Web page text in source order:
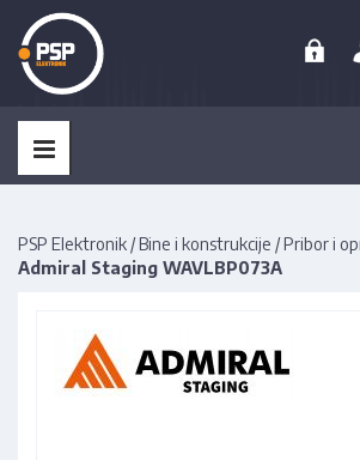
PSP Elektronik /Bine i konstrukcije /Pribor i
Admiral Staging WAVLBP073A